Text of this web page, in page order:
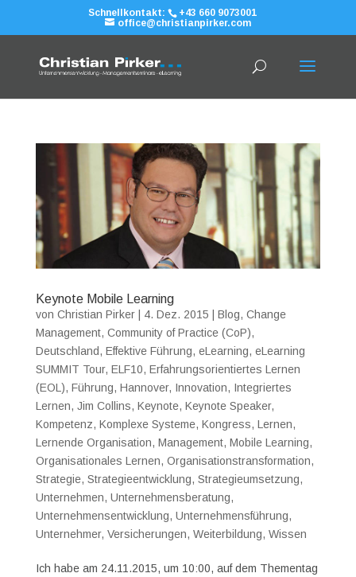
Schnellkontakt:
+43 660 9073001
office@christianpirker.com
Keynote Mobile Learning
von Christian Pirker| 4. Dez. 2015 Blog, Change
Management, Community of Practice (CoP),
Deutschland, Effektive Führung, eLearning, eLearning
SUMMIT Tour, ELF10, Erfahrungsorientiertes Lernen
(EOL), Führung, Hannover, Innovation, Integriertes
Lernen, Jim Collins, Keynote, Keynote Speaker,
Kompetenz, Komplexe Systeme, Kongress, Lernen,
Lernende Organisation, Management, Mobile Learning,
Organisationales Lernen, Organisationstransformation,
Strategie, Strategieentwicklung, Strategieumsetzung,
Unternehmen, Unternehmensberatung,
Unternehmensentwicklung, Unternehmensführung,
Unternehmer, Versicherungen, Weiterbildung, Wissen
Ich habe am 24.11.2015, um 10:00, auf dem Thementag